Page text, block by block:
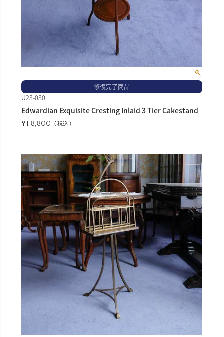
修復完了商品
U23-030
Edwardian Exquisite Cresting Inlaid 3 Tier Cakestand
¥118,800 税込